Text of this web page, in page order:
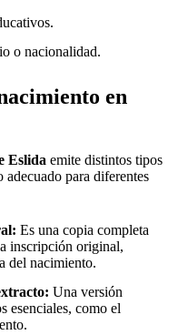
o nacionalidad.
en
Eslida emite distintos tipos
para diferentes
Es una copia completa
inscripción original,
del nacimiento.
Una versión
esenciales, como el